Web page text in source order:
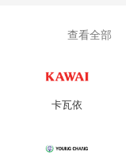
查看全部
卡瓦依